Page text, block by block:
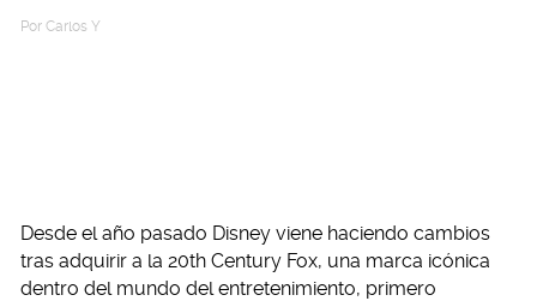
Por Carlos Y
Desde el año pasado Disney viene haciendo cambios
tras adquirir a la 20th Century Fox, una marca icónica
dentro del mundo del entretenimiento, primero